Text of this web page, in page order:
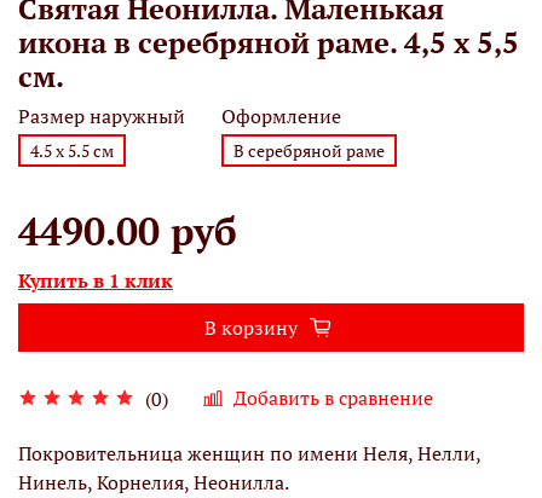
Святая Неонилла. Маленькая
икона в серебряной раме. 4,5 х 5,5
см.
(0) Добавить в сравнение
Размер наружный
4.5 х 5.5 см
Оформление
В серебряной раме
4490.00 руб
Купить в 1 клик
В корзину
Покровительница женщин по имени Неля, Нелли,
Нинель, Корнелия, Неонилла.